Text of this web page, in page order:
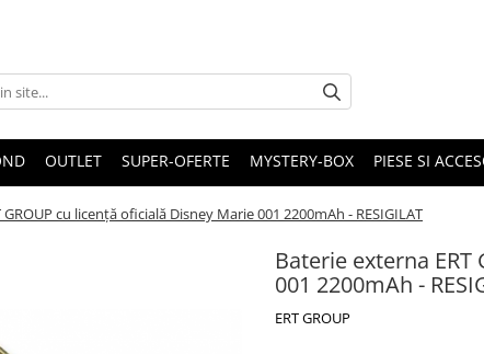
OUTLET SUPER-OFERTE MYSTERY-BOX PIESE SI
cu licență oficială Disney Marie 001 2200mAh - RESIGILAT
Baterie externa
001 2200mAh -
ERT GROUP